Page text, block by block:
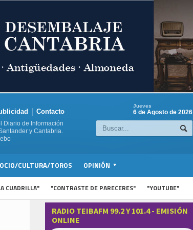
Contacto
Diario de Información
y Cantabria.
Jueves
6 de Agosto de 2026
OCIO/CULTURA/TOROS OPINIÓN
CUADRILLA" "CONTRASTE DE PARECERES" "YOUTUBE"
RADIO TEIBAFM 99.2 Y 101.4 - EMISIÓN
ONLINE